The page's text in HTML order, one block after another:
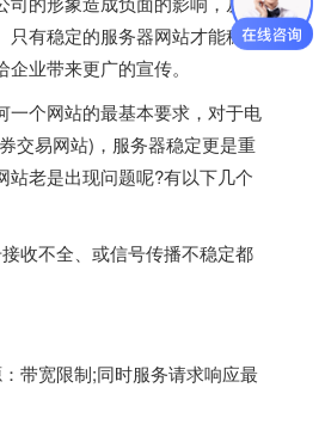
只有稳定的服务器网站才能稳定
业带来更广的宣传。
一个网站的最基本要求，对于电
交易网站)，服务器稳定更是重
站老是出现问题呢?有以下几个
收不全、或信号传播不稳定都
带宽限制;同时服务请求响应最